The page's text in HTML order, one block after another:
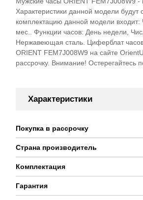
Характеристики данной модели
комплектацию данной модели
мес.. Функции часов: День недели,
Нержавеющая сталь. Циферблат
ORIENT FEM7J008W9 на сайте
рассрочку. Внимание! Остерегайтесь
Характеристики
Покупка в рассрочку
Страна производитель
Комплектация
Гарантия